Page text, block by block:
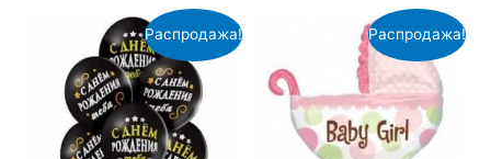
Распродажа! Распродажа!